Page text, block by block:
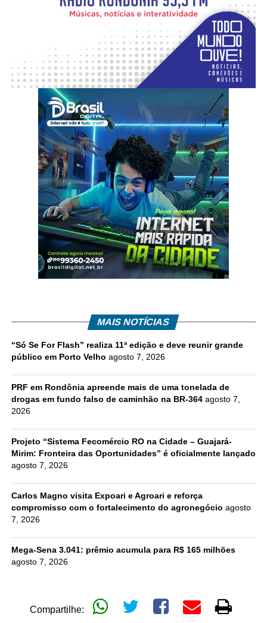
MAIS NOTÍCIAS
“Só Se For Flash” realiza 11ª edição e deve reunir grande
público em Porto Velho agosto 7, 2026
PRF em Rondônia apreende mais de uma tonelada de
drogas em fundo falso de caminhão na BR-364 agosto 7,
2026
Projeto “Sistema Fecomércio RO na Cidade – Guajará-
Mirim: Fronteira das Oportunidades” é oficialmente lançado
agosto 7, 2026
Carlos Magno visita Expoari e Agroari e reforça
compromisso com o fortalecimento do agronegócio agosto
7, 2026
Mega-Sena 3.041: prêmio acumula para R$ 165 milhões
agosto 7, 2026
Compartilhe: